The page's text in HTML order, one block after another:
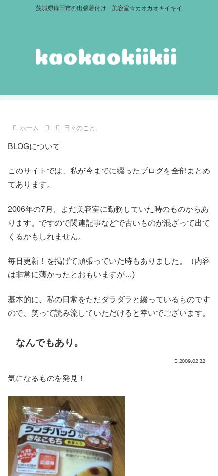
茨城県鉾田市の出張着付け・美容室☆カオカオキイキイ
ホーム 日々のこと。
BLOGについて
このサイトでは、私が今までに綴ったブログを全部まとめ
てあります。
2006年の7月、まだ美容室に勤務していた時のものからあ
ります。ですので関連記事などで古いものが混ざって出て
くるかもしれません。
毎日更新！を掲げて頑張っていた時もありました。（内容
は非常に薄かったとおもいますが…)
基本的に、私の日常をただダラダラと綴っているものです
ので、笑って読み流していただけると幸いでございます。
なんでもあり。
2009.02.22
気になるものを発見！